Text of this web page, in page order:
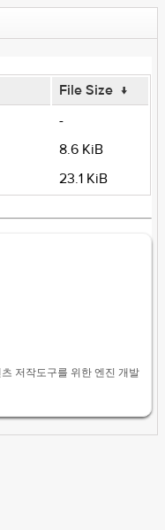
File Size ↓
-
8.6 KiB
23.1 KiB
저작도구를 위한 엔진 개발